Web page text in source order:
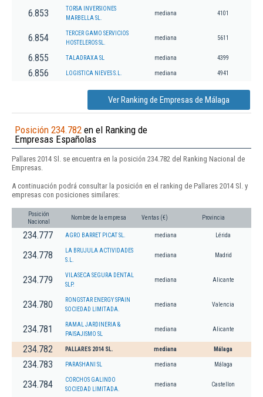
6.853
TORSA INVERSIONES
MARBELLA SL.
mediana 4101
6.854
TERCER GAMO SERVICIOS
HOSTELEROS SL.
mediana 5611
6.855 TALADRAXA SL mediana 4399
6.856 LOGISTICA NIEVES S.L. mediana 4941
Ver Ranking de Empresas de Málaga
Posición 234.782 en el Ranking de
Empresas Españolas
Pallares 2014 Sl. se encuentra en la posición 234.782 del Ranking Nacional de
Empresas.
A continuación podrá consultar la posición en el ranking de Pallares 2014 Sl. y
empresas con posiciones similares:
Posición
Nacional
Nombre de la empresa Ventas (€) Provincia
234.777 AGRO BARRET PICAT SL. mediana Lérida
234.778
LA BRUJULA ACTIVIDADES
S.L.
mediana Madrid
234.779
VILASECA SEGURA DENTAL
SLP.
mediana Alicante
234.780
RONGSTAR ENERGY SPAIN
SOCIEDAD LIMITADA.
mediana Valencia
234.781
RAMAL JARDINERIA &
PAISAJISMO SL
mediana Alicante
234.782 PALLARES 2014 SL. mediana Málaga
234.783 PARASHANI SL mediana Málaga
234.784
CORCHOS GALINDO
SOCIEDAD LIMITADA.
mediana Castellon